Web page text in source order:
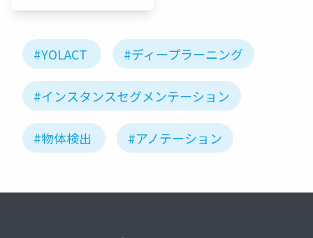
#YOLACT #ディープラーニング
#インスタンスセグメンテーション
#物体検出 #アノテーション